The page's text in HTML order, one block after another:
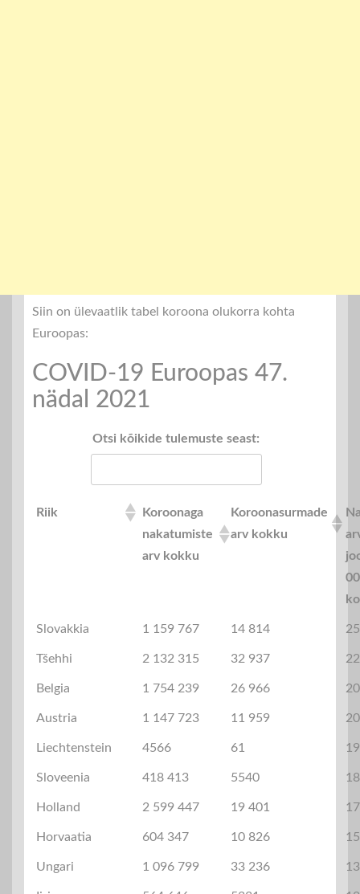
Siin on ülevaatlik tabel koroona olukorra kohta
Euroopas:
COVID-19 Euroopas 47.
nädal 2021
Otsi kõikide tulemuste seast:
Riik
Koroonaga
nakatumiste
arv kokku
Koroonasurmade
arv kokku
Slovakkia 1 159 767 14 814
Tšehhi 2 132 315 32 937
Belgia 1 754 239 26 966
Austria 1 147 723 11 959
Liechtenstein 4566 61
Sloveenia 418 413 5540
Holland 2 599 447 19 401
Horvaatia 604 347 10 826
Ungari 1 096 799 33 236